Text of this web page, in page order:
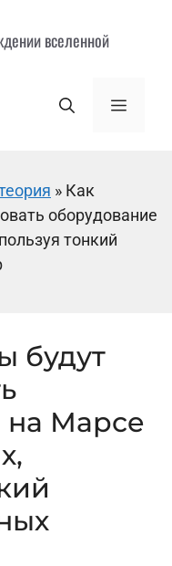
вселенной
Меню
» Как
оборудование
тонкий
будут
на Марсе